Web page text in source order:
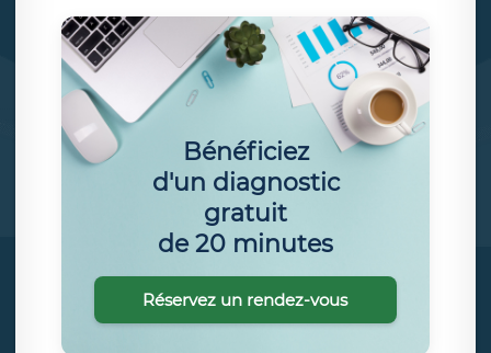
Bénéficiez
d'un diagnostic
gratuit
de 20 minutes
Réservez un rendez-vous